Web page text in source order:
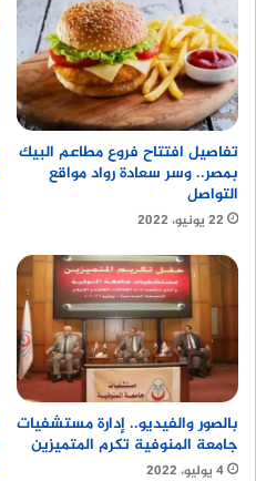
تفاصيل افتتاح فروع مطاعم البيك
بمصر.. وسر سعادة رواد مواقع
التواصل
22 يونيو، 2022
بالصور والفيديو.. إدارة مستشفيات
جامعة المنوفية تكرم المتميزين
4 يوليو، 2022